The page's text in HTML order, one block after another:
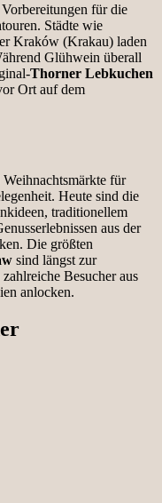
für die
Städte wie
Kraków (Krakau) laden
Glühwein überall
Thorner Lebkuchen
Ort auf dem
für
Heute sind die
traditionellem
aus der
Die größten
sind längst zur
Besucher aus
anlocken.